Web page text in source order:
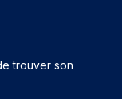
trouver son